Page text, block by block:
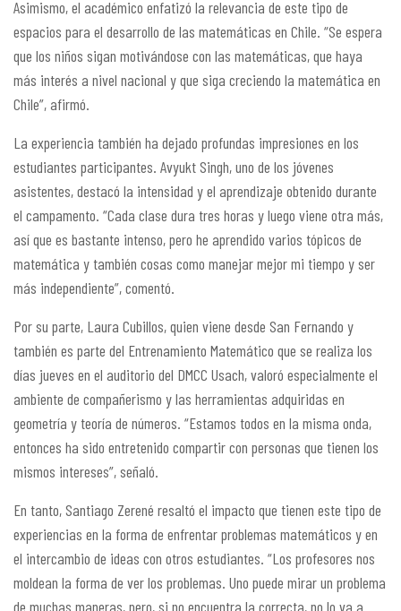
Asimismo, el académico enfatizó la relevancia de este tipo de
espacios para el desarrollo de las matemáticas en Chile. “Se espera
que los niños sigan motivándose con las matemáticas, que haya
más interés a nivel nacional y que siga creciendo la matemática en
Chile”, afirmó.
La experiencia también ha dejado profundas impresiones en los
estudiantes participantes. Avyukt Singh, uno de los jóvenes
asistentes, destacó la intensidad y el aprendizaje obtenido durante
el campamento. “Cada clase dura tres horas y luego viene otra más,
así que es bastante intenso, pero he aprendido varios tópicos de
matemática y también cosas como manejar mejor mi tiempo y ser
más independiente”, comentó.
Por su parte, Laura Cubillos, quien viene desde San Fernando y
también es parte del Entrenamiento Matemático que se realiza los
días jueves en el auditorio del DMCC Usach, valoró especialmente el
ambiente de compañerismo y las herramientas adquiridas en
geometría y teoría de números. “Estamos todos en la misma onda,
entonces ha sido entretenido compartir con personas que tienen los
mismos intereses”, señaló.
En tanto, Santiago Zerené resaltó el impacto que tienen este tipo de
experiencias en la forma de enfrentar problemas matemáticos y en
el intercambio de ideas con otros estudiantes. “Los profesores nos
moldean la forma de ver los problemas. Uno puede mirar un problema
de muchas maneras, pero, si no encuentra la correcta, no lo va a